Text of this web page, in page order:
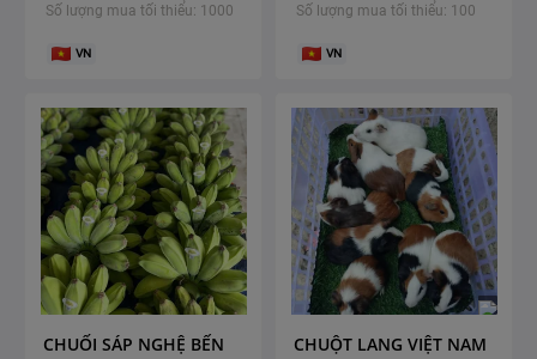
Số lượng mua tối thiểu: 1000
VN
Số lượng mua tối thiểu: 100
VN
CHUỐI SÁP NGHỆ BẾN
CHUỘT LANG VIỆT NAM